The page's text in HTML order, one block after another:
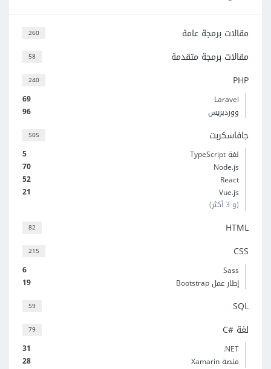
260 مقالات برمجة عامة
58 مقالات برمجة متقدمة
240 PHP
69
Laravel
96
ووردبريس
505 جافاسكربت
5
لغة TypeScript
70
Node.js
52
React
21
Vue.js
(و 3 أكثر)
82 HTML
215 CSS
6
Sass
19
إطار عمل Bootstrap
59 SQL
79 لغة C#‎
31
‎.NET
28
منصة Xamarin